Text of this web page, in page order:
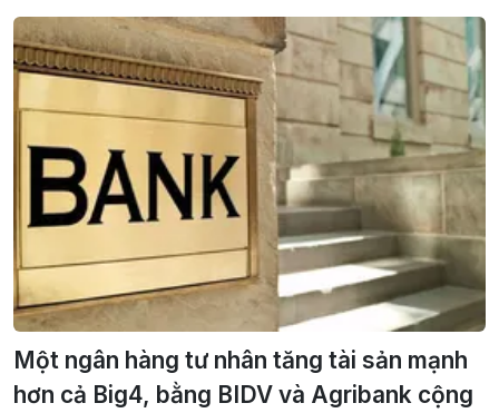
Một ngân hàng tư nhân tăng tài sản mạnh
hơn cả Big4, bằng BIDV và Agribank cộng